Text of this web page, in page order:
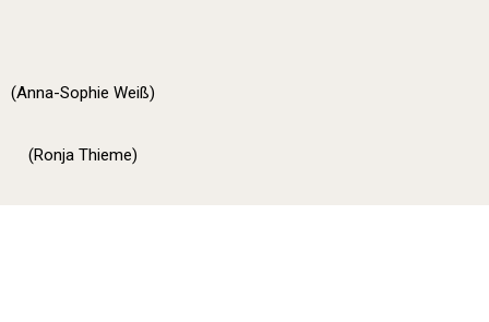
(Anna-Sophie Weiß)
(Ronja Thieme)